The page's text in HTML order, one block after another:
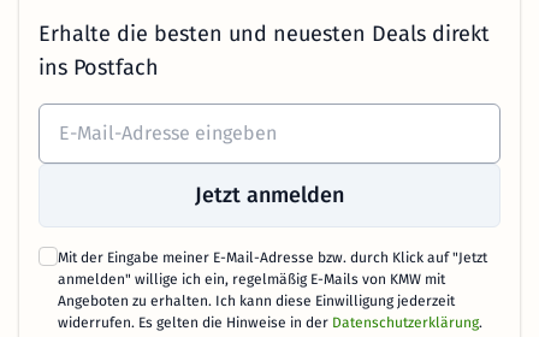
Erhalte die besten und neuesten Deals direkt
ins Postfach
Jetzt anmelden
Mit der Eingabe meiner E-Mail-Adresse bzw. durch Klick auf "Jetzt
anmelden" willige ich ein, regelmäßig E-Mails von KMW mit
Angeboten zu erhalten. Ich kann diese Einwilligung jederzeit
widerrufen. Es gelten die Hinweise in der Datenschutzerklärung.